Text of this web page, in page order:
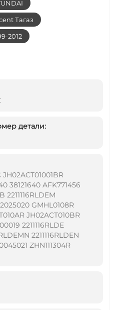
Тагаз
2012
детали:
JH02ACT01001BR
38121640 AFK771456
GMHL0108R
JH02ACT010BR
2211116RLDE
2211116RLDEN
ZHN111304R